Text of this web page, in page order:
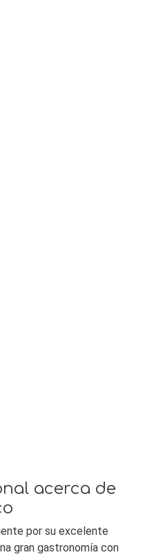
acerca de
por su excelente
gran gastronomía con